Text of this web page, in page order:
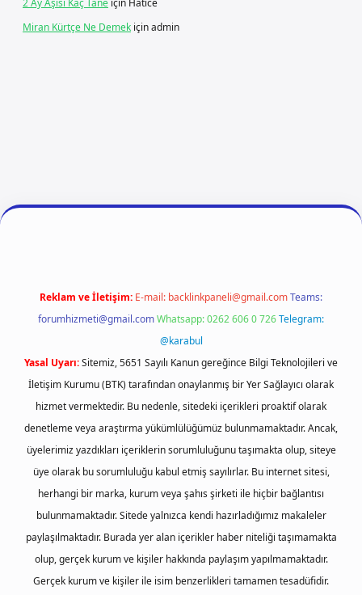
2 Ay Aşısı Kaç Tane için Hatice
Miran Kürtçe Ne Demek içinadmin
ilbet girişvdcasino girişbetexper
Reklam ve İletişim: E-mail: backlinkpaneli@gmail.comTeams:
forumhizmeti@gmail.comWhatsapp: 0262 606 0 726Telegram:
@karabul
Yasal Uyarı:Sitemiz, 5651 Sayılı Kanun gereğince Bilgi Teknolojileri ve
İletişim Kurumu (BTK) tarafından onaylanmış bir Yer Sağlayıcı olarak
hizmet vermektedir. Bu nedenle, sitedeki içerikleri proaktif olarak
denetleme veya araştırma yükümlülüğümüz bulunmamaktadır. Ancak,
üyelerimiz yazdıkları içeriklerin sorumluluğunu taşımakta olup, siteye
üye olarak bu sorumluluğu kabul etmiş sayılırlar. Bu internet sitesi,
herhangi bir marka, kurum veya şahıs şirketi ile hiçbir bağlantısı
bulunmamaktadır. Sitede yalnızca kendi hazırladığımız makaleler
paylaşılmaktadır. Burada yer alan içerikler haber niteliği taşımamakta
olup, gerçek kurum ve kişiler hakkında paylaşım yapılmamaktadır.
Gerçek kurum ve kişiler ile isim benzerlikleri tamamen tesadüfidir.